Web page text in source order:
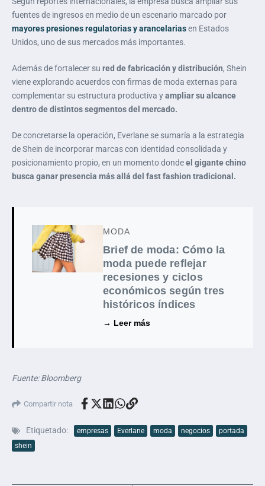
fuentes de ingresos en medio de un escenario marcado por
mayores presiones regulatorias y arancelariasen Estados
Unidos, uno de sus mercados más importantes.
Además de fortalecer su red de fabricación y distribución, Shein
viene explorando acuerdos con firmas de moda externas para
complementar su estructura productiva yampliar su alcance
dentro de distintos segmentos del mercado.
De concretarse la operación, Everlane se sumaría a la estrategia
de Shein de incorporar marcas con identidad consolidada y
posicionamiento propio, en un momento dondeel gigante chino
busca ganar presencia más allá del fast fashion tradicional.
MODA
Brief de moda: Cómo la
moda puede reflejar
recesiones y ciclos
económicos según tres
históricos índices
→ Leer más
Fuente: Bloomberg
Compartir nota
Etiquetado: empresas Everlane moda negocios
portada
shein